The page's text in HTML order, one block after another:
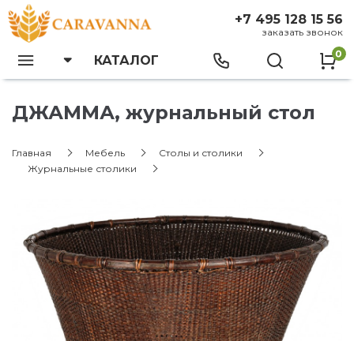
+7 495 128 15 56
заказать звонок
КАТАЛОГ 0
ДЖАММА, журнальный стол
Главная Мебель
Столы и столики
Журнальные столики